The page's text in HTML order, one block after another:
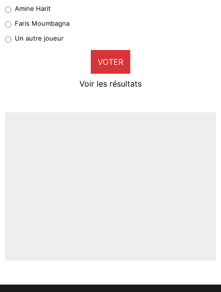
1%
9%
Amine Harit
Faris Moumbagna
Un autre joueur
VOTER
Voir les résultats